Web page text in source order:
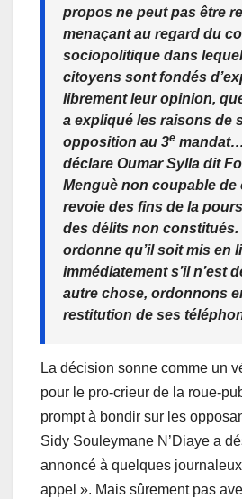
propos ne peut pas être
menaçant au regard du
sociopolitique dans
citoyens sont fondés
librement leur opinion,
a expliqué les raisons de
opposition au 3e
déclare Oumar Sylla dit
Menguè non coupable de
revoie des fins de la
des délits non constitués.
ordonne qu’il soit mis en
immédiatement s’il n’est
autre chose, ordonnons
restitution de ses
La décision sonne comme un
pour le pro-crieur de la roue-
prompt à bondir sur les
Sidy Souleymane N’Diaye a
annoncé à quelques
appel ». Mais sûrement pas